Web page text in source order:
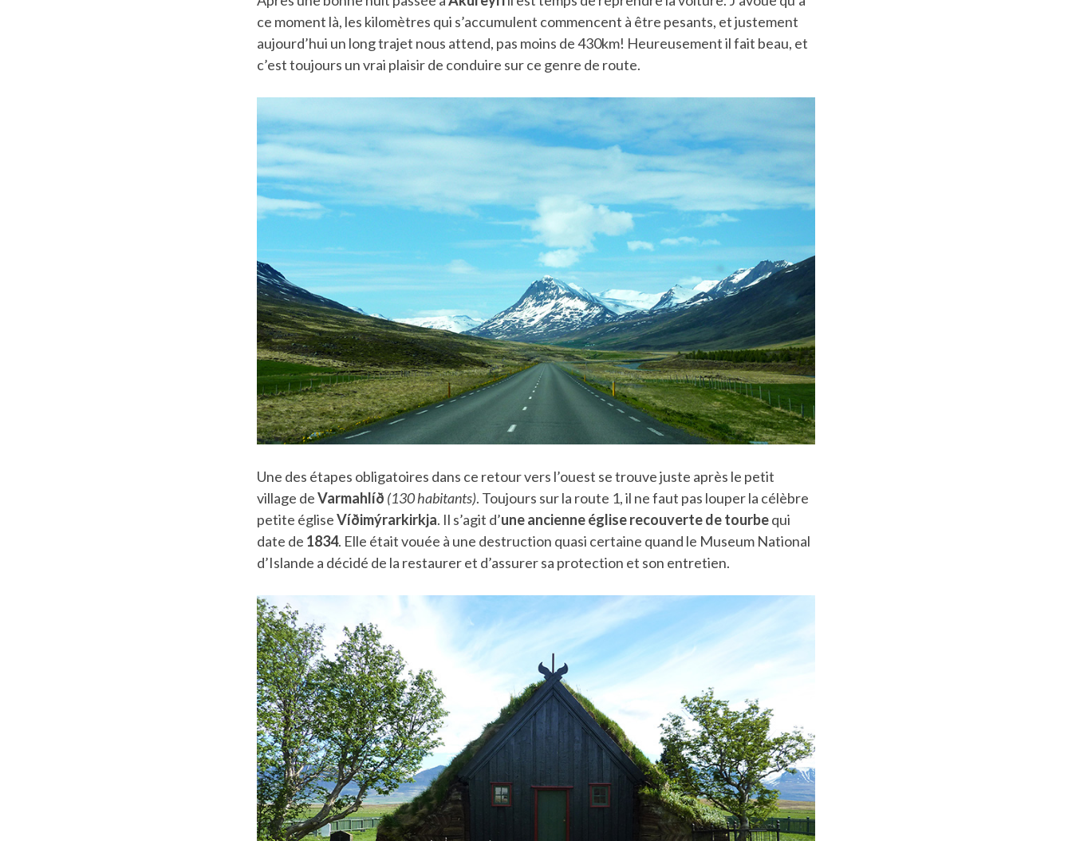
ce moment là, les kilomètres qui s’accumulent commencent à être pesants, et justement
aujourd’hui un long trajet nous attend, pas moins de 430km! Heureusement il fait beau, et
c’est toujours un vrai plaisir de conduire sur ce genre de route.
Une des étapes obligatoires dans ce retour vers l’ouest se trouve juste après le petit
village deVarmahlíð (130 habitants). Toujours sur la route 1, il ne faut pas louper la célèbre
petite égliseVíðimýrarkirkja. Il s’agit d’une ancienne église recouverte de tourbequi
date de 1834. Elle était vouée à une destruction quasi certaine quand le Museum National
d’Islande a décidé de la restaurer et d’assurer sa protection et son entretien.